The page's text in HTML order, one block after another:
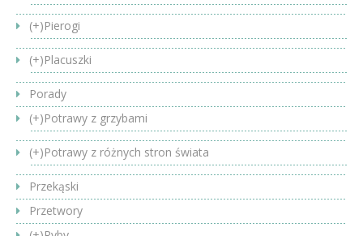
(+)Pierogi
(+)Placuszki
Porady
(+)Potrawy z grzybami
(+)Potrawy z różnych stron świata
Przekąski
Przetwory